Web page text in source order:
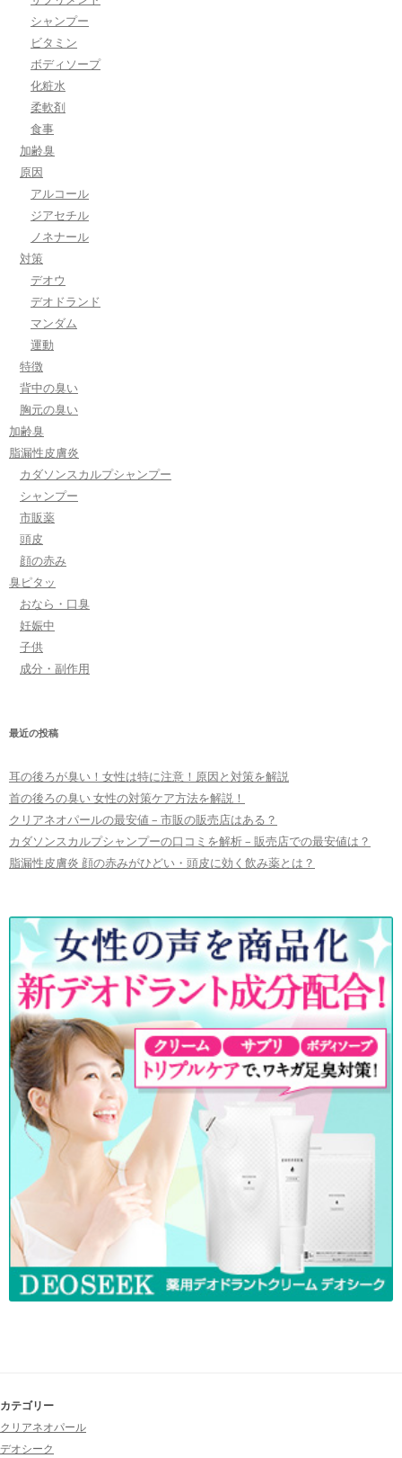
シャンプー
ビタミン
ボディソープ
化粧水
柔軟剤
食事
加齢臭
原因
アルコール
ジアセチル
ノネナール
対策
デオウ
デオドランド
マンダム
運動
特徴
背中の臭い
胸元の臭い
加齢臭
脂漏性皮膚炎
カダソンスカルプシャンプー
シャンプー
市販薬
頭皮
顔の赤み
臭ピタッ
おなら・口臭
妊娠中
子供
成分・副作用
最近の投稿
耳の後ろが臭い！女性は特に注意！原因と対策を解説
首の後ろの臭い 女性の対策ケア方法を解説！
クリアネオパールの最安値 – 市販の販売店はある？
カダソンスカルプシャンプーの口コミを解析 – 販売店での最安値は？
脂漏性皮膚炎 顔の赤みがひどい・頭皮に効く飲み薬とは？
カテゴリー
クリアネオパール
デオシーク